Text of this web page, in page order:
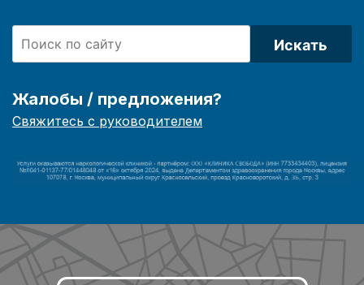
Искать
Жалобы / предложения?
Свяжитесь с руководителем